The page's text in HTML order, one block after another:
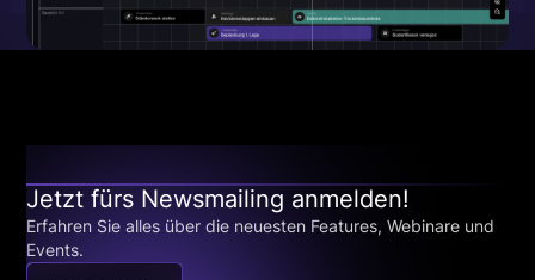
Jetzt fürs Newsmailing anmelden!
Erfahren Sie alles über die neuesten Features, Webinare und
Events.